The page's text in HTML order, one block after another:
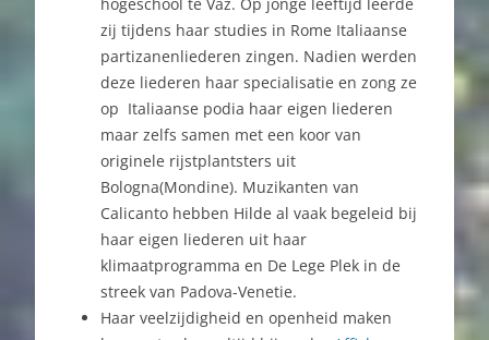
zij tijdens haar studies in Rome Italiaanse
partizanenliederen zingen. Nadien werden
deze liederen haar specialisatie en zong ze
op Italiaanse podia haar eigen liederen
maar zelfs samen met een koor van
originele rijstplantsters uit
Bologna(Mondine). Muzikanten van
Calicanto hebben Hilde al vaak begeleid bij
haar eigen liederen uit haar
klimaatprogramma en De Lege Plek in de
streek van Padova-Venetie.
Haar veelzijdigheid en openheid maken